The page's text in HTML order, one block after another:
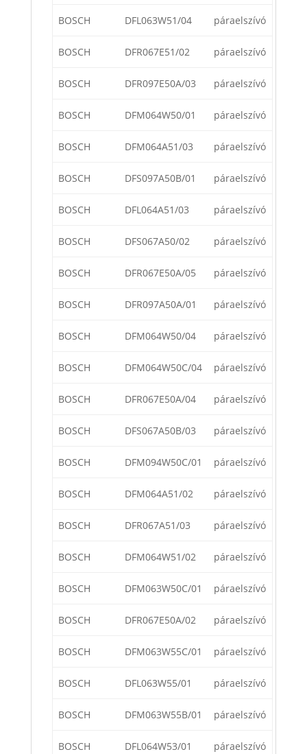
BOSCH DFL063W51/04 páraelszívó
BOSCH DFR067E51/02 páraelszívó
BOSCH DFR097E50A/03 páraelszívó
BOSCH DFM064W50/01 páraelszívó
BOSCH DFM064A51/03 páraelszívó
BOSCH DFS097A50B/01 páraelszívó
BOSCH DFL064A51/03 páraelszívó
BOSCH DFS067A50/02 páraelszívó
BOSCH DFR067E50A/05 páraelszívó
BOSCH DFR097A50A/01 páraelszívó
BOSCH DFM064W50/04 páraelszívó
BOSCH DFM064W50C/04 páraelszívó
BOSCH DFR067E50A/04 páraelszívó
BOSCH DFS067A50B/03 páraelszívó
BOSCH DFM094W50C/01 páraelszívó
BOSCH DFM064A51/02 páraelszívó
BOSCH DFR067A51/03 páraelszívó
BOSCH DFM064W51/02 páraelszívó
BOSCH DFM063W50C/01 páraelszívó
BOSCH DFR067E50A/02 páraelszívó
BOSCH DFM063W55C/01 páraelszívó
BOSCH DFL063W55/01 páraelszívó
BOSCH DFM063W55B/01 páraelszívó
BOSCH DFL064W53/01 páraelszívó